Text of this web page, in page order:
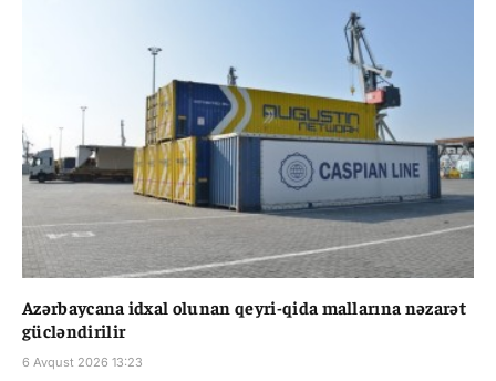
Azərbaycana idxal olunan qeyri-qida mallarına nəzarət
gücləndirilir
6 Avqust 2026 13:23